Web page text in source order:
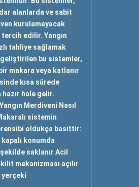
alanlarda ve sabit
kurulamayacak
tercih edilir. Yangın
tahliye sağlamak
geliştirilen bu sistemler,
makara veya katlanır
kısa sürede
hazır hale gelir.
Merdiveni Nasıl
sistemin
oldukça basittir:
konumda
saklanır Acil
mekanizması açılır
yerçeki